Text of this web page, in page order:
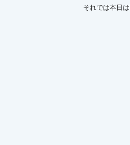
それでは本日